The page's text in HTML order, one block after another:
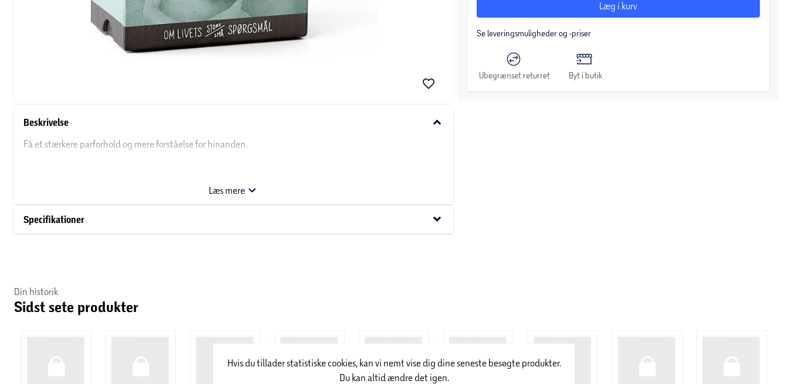
Beskrivelse keyboard_arrow_down
Få et stærkere parforhold og mere forståelse for hinanden.
Fem kategorier: Det inderste, Vores hverdag, Tæt på, Go’ sex og Fælles retning.
Hvert kort har et emne og tre spørgsmål, der hjælper de gode samtaler i gang.
Udviklet sammen med Center for Famileudvikling, der er eksperter på trivsel i parforholdet.
Læs mere
Specifikationer keyboard_arrow_down
Læg i kurv
Se leveringsmuligheder og -priser
Ubegrænset returret Byt i butik
Din historik
Sidst sete produkter
Hvis du tillader statistiske cookies, kan vi nemt vise dig dine seneste besøgte produkter.
Du kan altid ændre det igen.